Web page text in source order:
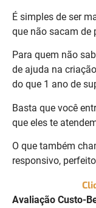
É simples de ser
que não sacam de
Para quem não
de ajuda na
do que 1 ano de
Basta que você
que eles te
O que também
responsivo,
Avaliação Custo-